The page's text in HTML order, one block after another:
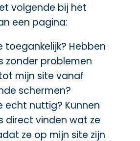
volgende bij het
een pagina:
toegankelijk? Hebben
zonder problemen
mijn site vanaf
schermen?
echt nuttig? Kunnen
direct vinden wat ze
ze op mijn site zijn